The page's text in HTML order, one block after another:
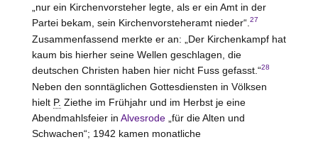
„nur ein Kirchenvorsteher legte, als er ein Amt in der
Partei bekam, sein Kirchenvorsteheramt nieder“. 27
Zusammenfassend merkte er an: „Der Kirchenkampf hat
kaum bis hierher seine Wellen geschlagen, die
deutschen Christen haben hier nicht Fuss gefasst.“28
Neben den sonntäglichen Gottesdiensten in Völksen
hielt P. Ziethe im Frühjahr und im Herbst je eine
Abendmahlsfeier in Alvesrode„für die Alten und
Schwachen“; 1942 kamen monatliche